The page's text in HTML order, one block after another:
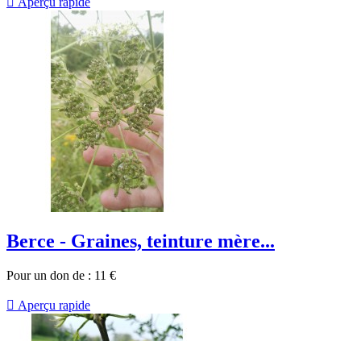
Berce - Graines, teinture mère...
Pour un don de : 11 €
 Aperçu rapide